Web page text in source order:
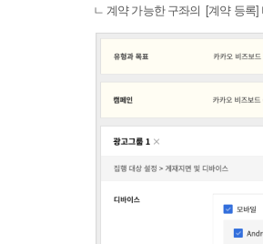
ㄴ 계약 가능한 구좌의 [계약 등록